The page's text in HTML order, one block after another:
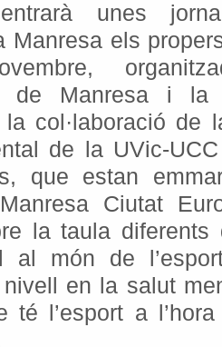
unes
Manresa els
de Manresa i la
col·laboració de
de la UVic-
que estan
Ciutat
la taula
al món de
nivell en la salut
té l’esport a